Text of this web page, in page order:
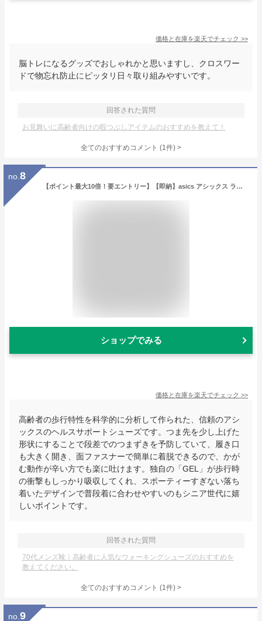
価格と在庫を楽天でチェック >>
脳トレになるグッズでおしゃれかと思いますし、クロスワー
ドで物忘れ防止にピッタリ日々取り組みやすいです。
回答された質問
お見舞いに高齢者向けの暇つぶしアイテムのおすすめを教えて！
全てのおすすめコメント (1件) >
no. 8
【ポイント最大10倍！要エントリー】【即納】asics アシックス ライフウォーカー メンズ 3E相当 ヘルスサポートシューズ ウォーキング シューズ 24.5〜26.0 LIFEWALKER M010 1241A010グレー(020) ネイビー
ショップでみる
価格と在庫を楽天でチェック >>
高齢者の歩行特性を科学的に分析して作られた、信頼のアシ
ックスのヘルスサポートシューズです。つま先を少し上げた
形状にすることで段差でのつまずきを予防していて、履き口
も大きく開き、面ファスナーで簡単に着脱できるので、かが
む動作が辛い方でも楽に吐けます。独自の「GEL」が歩行時
の衝撃もしっかり吸収してくれ、スポーティーすぎない落ち
着いたデザインで普段着に合わせやすいのもシニア世代に嬉
しいポイントです。
回答された質問
70代メンズ靴｜高齢者に人気なウォーキングシューズのおすすめを
教えてください。
全てのおすすめコメント (1件) >
no. 9